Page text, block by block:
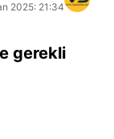
2025: 21:34
gerekli